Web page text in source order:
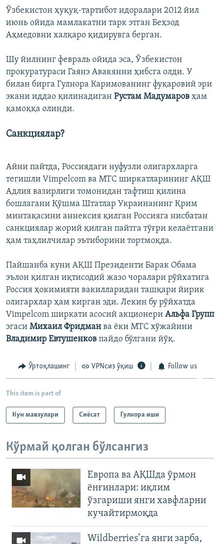
Ўзбекистон ҳуқуқ-тартибот идоралари 2012 йил
июнь ойида мамлакатни тарк этган Беҳзод
Аҳмедовни халқаро қидирувга берган.
Шу йилнинг февраль ойида эса, Ўзбекистон
прокуратураси Гаянэ Авакянни ҳибсга олди. У
билан бирга Гулнора Каримованинг фуқаровий эри
экани иддао қилинадиган Рустам Мадумаров ҳам
қамоққа олинди.
Санкциялар?
Айни пайтда, Россиядаги нуфузли олигархларга
тегишли Vimpelcom ва МТС ширкатларининг АҚШ
Адлия вазирлиги томонидан тафтиш қилина
бошлагани Қўшма Штатлар Украинанинг Қрим
минтақасини аннексия қилган Россияга нисбатан
санкциялар жорий қилган пайтга тўғри келаётгани
ҳам таҳлилчилар эътиборини тортмоқда.
Пайшанба куни АҚШ Президенти Барак Обама
эълон қилган иқтисодий жазо чоралари рўйхатига
Россия ҳокимияти вакилларидан ташқари йирик
олигархлар ҳам кирган эди. Лекин бу рўйхатда
Vimpelcom ширкати асосий акционери Альфа Групп
эгаси Михаил Фридман ва ёки МТС хўжайини
Владимир Евтушенков пайдо бўлгани йўқ.
Ўртоқлашинг VPNсиз ўқиш Follow us
This item is part of
Кун мавзулари Сиёсат Гулнора иши
Кўрмай қолган бўлсангиз
Европа ва АҚШда ўрмон
ёнғинлари: иқлим
ўзгариши янги хавфларни
кучайтирмоқда
Wildberries’га янги зарба,